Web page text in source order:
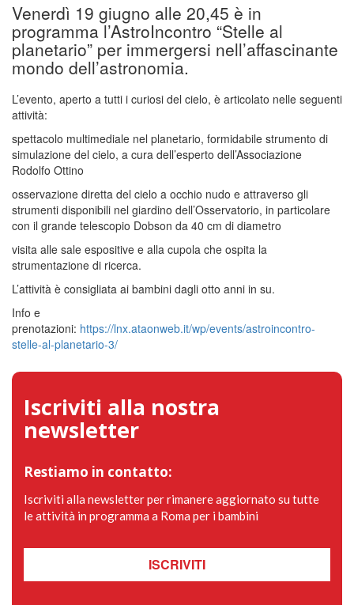
Venerdì 19 giugno alle 20,45 è in
programma l’AstroIncontro “Stelle al
planetario” per immergersi nell’affascinante
mondo dell’astronomia.
L’evento, aperto a tutti i curiosi del cielo, è articolato nelle seguenti
attività:
spettacolo multimediale nel planetario, formidabile strumento di
simulazione del cielo, a cura dell’esperto dell’Associazione
Rodolfo Ottino
osservazione diretta del cielo a occhio nudo e attraverso gli
strumenti disponibili nel giardino dell’Osservatorio, in particolare
con il grande telescopio Dobson da 40 cm di diametro
visita alle sale espositive e alla cupola che ospita la
strumentazione di ricerca.
L’attività è consigliata ai bambini dagli otto anni in su.
Info e
prenotazioni: https://lnx.ataonweb.it/wp/events/astroincontro-
stelle-al-planetario-3/
Iscriviti alla nostra
newsletter
Restiamo in contatto:
Iscriviti alla newsletter per rimanere aggiornato su tutte
le attività in programma a Roma per i bambini
ISCRIVITI